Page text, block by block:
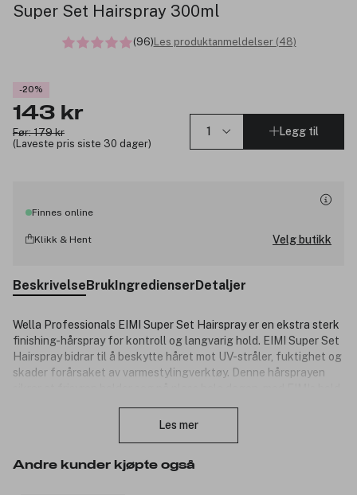
Super Set Hairspray 300ml
(96) Les produktanmeldelser (48)
-20%
143 kr
Før: 179 kr
(Laveste pris siste 30 dager)
Legg til
Finnes online
Klikk & Hent Velg butikk
BeskrivelseBrukIngredienserDetaljer
Wella Professionals EIMI Super Set Hairspray er en ekstra sterk
finishing-hårspray for kontroll og langvarig hold. EIMI Super Set
Hairspray bidrar til å beskytte håret mot UV-stråler, fuktighet og
skader forårsaket av varmestylingverktøy. Denne hårsprayen
gjør at håret føles rent, sunt og friskt.
Forvandle håret og sett ditt eget preg på enhver frisyre med
EIMI Super Set eller andre produkter fra Wella Professionals
Les mer
Andre kunder kjøpte også